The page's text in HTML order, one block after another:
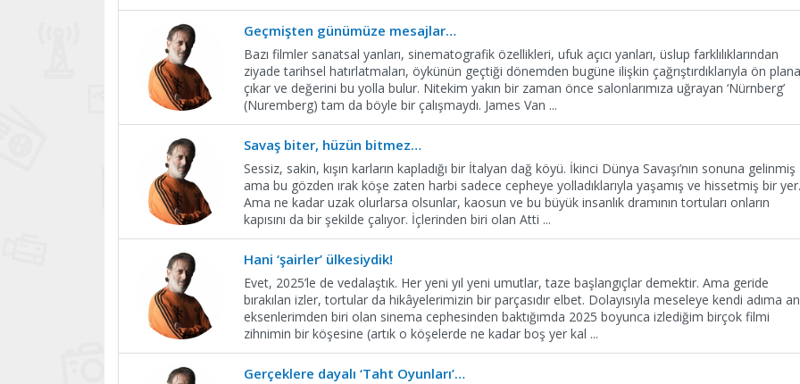
Geçmişten günümüze mesajlar…
Bazı filmler sanatsal yanları, sinematografik özellikleri, ufuk açıcı yanları, üslup farklılıklarından
ziyade tarihsel hatırlatmaları, öykünün geçtiği dönemden bugüne ilişkin çağrıştırdıklarıyla ön plana
çıkar ve değerini bu yolla bulur. Nitekim yakın bir zaman önce salonlarımıza uğrayan ‘Nürnberg’
(Nuremberg) tam da böyle bir çalışmaydı. James Van ...
Savaş biter, hüzün bitmez…
Sessiz, sakin, kışın karların kapladığı bir İtalyan dağ köyü. İkinci Dünya Savaşı’nın sonuna gelinmiş
ama bu gözden ırak köşe zaten harbi sadece cepheye yolladıklarıyla yaşamış ve hissetmiş bir yer.
Ama ne kadar uzak olurlarsa olsunlar, kaosun ve bu büyük insanlık dramının tortuları onların
kapısını da bir şekilde çalıyor. İçlerinden biri olan Atti ...
Hani ‘şairler’ ülkesiydik!
Evet, 2025’le de vedalaştık. Her yeni yıl yeni umutlar, taze başlangıçlar demektir. Ama geride
bırakılan izler, tortular da hikâyelerimizin bir parçasıdır elbet. Dolayısıyla meseleye kendi adıma
eksenlerimden biri olan sinema cephesinden baktığımda 2025 boyunca izlediğim birçok filmi
zihnimin bir köşesine (artık o köşelerde ne kadar boş yer kal ...
Gerçeklere dayalı ‘Taht Oyunları’…